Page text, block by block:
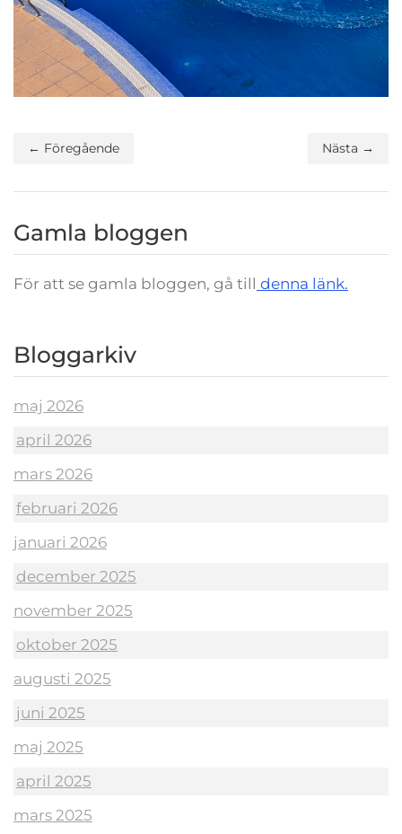
← Föregående Nästa →
Gamla bloggen
För att se gamla bloggen, gå till denna länk.
Bloggarkiv
maj 2026
april 2026
mars 2026
februari 2026
januari 2026
december 2025
november 2025
oktober 2025
augusti 2025
juni 2025
maj 2025
april 2025
mars 2025